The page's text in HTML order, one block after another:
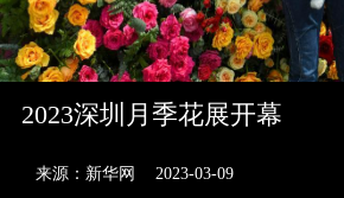
2023深圳月季花展开幕
来源：新华网 2023-03-09